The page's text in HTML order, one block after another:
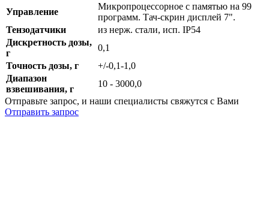
Управление
Микропроцессорное с памятью на 99
программ. Тач-скрин дисплей 7".
Тензодатчики
из нерж. стали, исп. IP54
Дискретность дозы,
г
0,1
Точность дозы, г
+/-0,1-1,0
Диапазон
взвешивания, г
10 - 3000,0
Отправьте запрос, и наши специалисты свяжутся с Вами
Отправить запрос